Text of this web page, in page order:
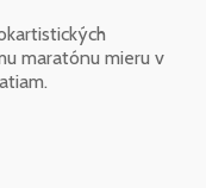
maratónu mieru v